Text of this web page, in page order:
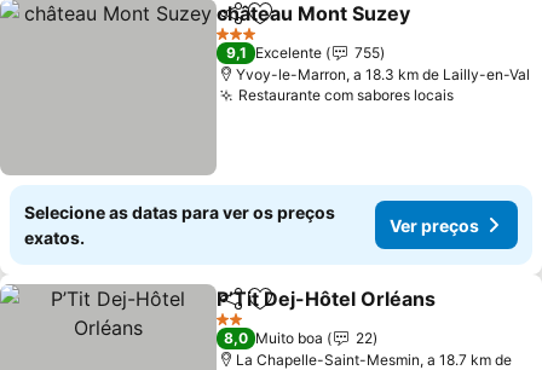
PartilharAdicionar aos favoritos
château Mont Suzey
3 Estrelas
9,1 Excelente
755
Yvoy-le-Marron, a 18.3 km de Lailly-en-Val
Restaurante com sabores locais
Selecione as datas para ver os preços
exatos.
Ver preços
PartilharAdicionar aos favoritos
P’Tit Dej-Hôtel Orléans
2 Estrelas
8,0 Muito boa
22
La Chapelle-Saint-Mesmin, a 18.7 km de